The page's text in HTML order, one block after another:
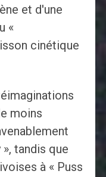
et d'une
«
cinétique
moins
tandis que
à « Puss